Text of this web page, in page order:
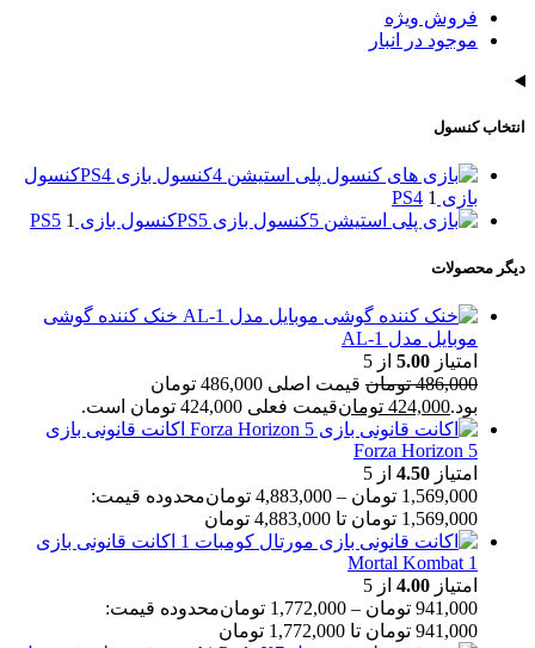
فروش ویژه
موجود در انبار
انتخاب کنسول
کنسول بازی PS4
کنسول
بازی PS4 1
کنسول بازی PS5
کنسول بازی PS5 1
دیگر محصولات
خنک کننده گوشی
موبایل مدل AL-1
امتیاز 5.00 از 5
486,000 تومان
قیمت اصلی 486,000 تومان
بود.424,000 تومانقیمت فعلی 424,000 تومان است.
اکانت قانونی بازی
Forza Horizon 5
امتیاز 4.50 از 5
1,569,000 تومان –
4,883,000 تومانمحدوده قیمت:
1,569,000 تومان تا 4,883,000 تومان
اکانت قانونی بازی
Mortal Kombat 1
امتیاز 4.00 از 5
941,000 تومان –
1,772,000 تومانمحدوده قیمت:
941,000 تومان تا 1,772,000 تومان